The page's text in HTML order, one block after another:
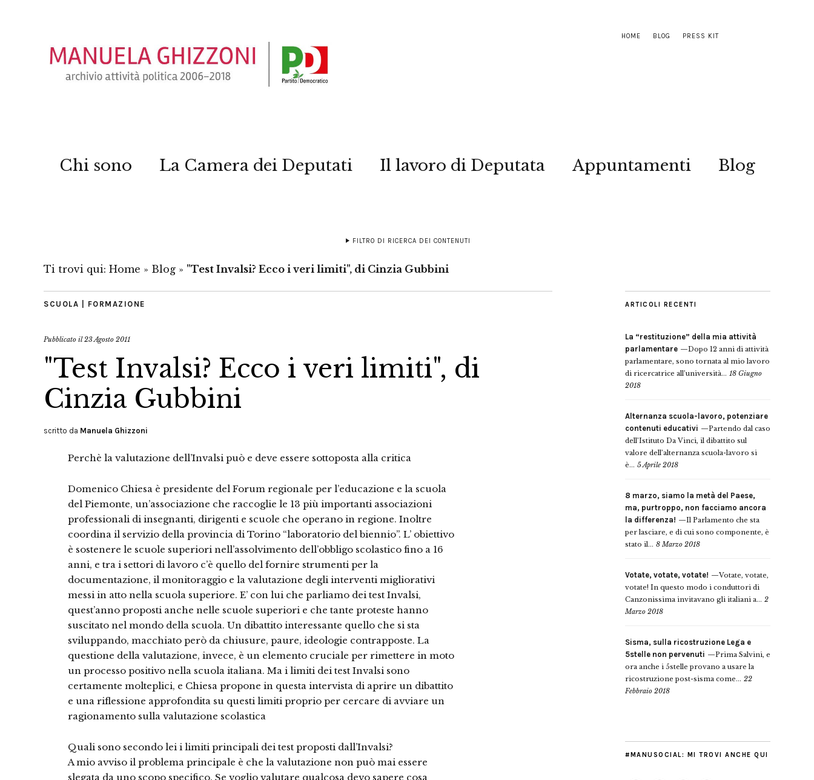
HOME BLOG PRESS KIT
Chi sono La Camera dei Deputati Il lavoro di Deputata Appuntamenti Blog
FILTRO DI RICERCA DEI CONTENUTI
Ti trovi qui: Home » Blog » "Test Invalsi? Ecco i veri limiti", di Cinzia Gubbini
SCUOLA | FORMAZIONE
Pubblicato il23 Agosto 2011
"Test Invalsi? Ecco i veri limiti", di
Cinzia Gubbini
scritto da Manuela Ghizzoni
Perchè la valutazione dell’Invalsi può e deve essere sottoposta alla critica
Domenico Chiesa è presidente del Forum regionale per l’educazione e la scuola
del Piemonte, un’associazione che raccoglie le 13 più importanti associazioni
professionali di insegnanti, dirigenti e scuole che operano in regione. Inoltre
coordina il servizio della provincia di Torino “laboratorio del biennio”. L’ obiettivo
è sostenere le scuole superiori nell’assolvimento dell’obbligo scolastico fino a 16
anni, e tra i settori di lavoro c’è quello del fornire strumenti per la
documentazione, il monitoraggio e la valutazione degli interventi migliorativi
messi in atto nella scuola superiore. E’ con lui che parliamo dei test Invalsi,
quest’anno proposti anche nelle scuole superiori e che tante proteste hanno
suscitato nel mondo della scuola. Un dibattito interessante quello che si sta
sviluppando, macchiato però da chiusure, paure, ideologie contrapposte. La
questione della valutazione, invece, è un elemento cruciale per rimettere in moto
un processo positivo nella scuola italiana. Ma i limiti dei test Invalsi sono
certamente molteplici, e Chiesa propone in questa intervista di aprire un dibattito
e una riflessione approfondita su questi limiti proprio per cercare di avviare un
ragionamento sulla valutazione scolastica
Quali sono secondo lei i limiti principali dei test proposti dall’Invalsi?
A mio avviso il problema principale è che la valutazione non può mai essere
slegata da uno scopo specifico. Se voglio valutare qualcosa devo sapere cosa
ARTICOLI RECENTI
La “restituzione” della mia attività
parlamentare
Dopo 12 anni di attività
parlamentare, sono tornata al mio lavoro
di ricercatrice all’università... 18 Giugno
2018
Alternanza scuola-lavoro, potenziare
contenuti educativi
Partendo dal caso
dell’Istituto Da Vinci, il dibattito sul
valore dell’alternanza scuola-lavoro si
è... 5 Aprile 2018
8 marzo, siamo la metà del Paese,
ma, purtroppo, non facciamo ancora
la differenza!
Il Parlamento che sta
per lasciare, e di cui sono componente, è
stato il... 8 Marzo 2018
Votate, votate, votate!
Votate, votate,
votate! In questo modo i conduttori di
Canzonissima invitavano gli italiani a... 2
Marzo 2018
Sisma, sulla ricostruzione Lega e
5stelle non pervenuti
Prima Salvini, e
ora anche i 5stelle provano a usare la
ricostruzione post-sisma come... 22
Febbraio 2018
#MANUSOCIAL: MI TROVI ANCHE QUI